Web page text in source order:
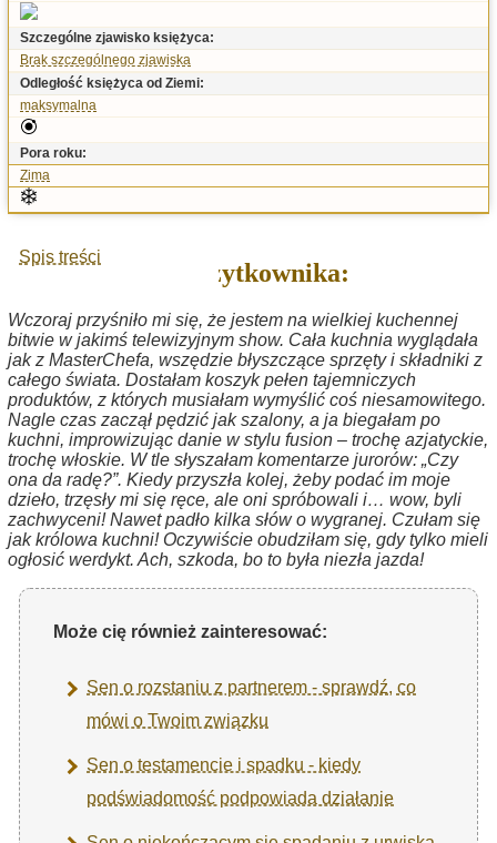
Szczególne zjawisko księżyca:
Brak szczególnego zjawiska
Odległość księżyca od Ziemi:
maksymalna
Pora roku:
Zima
Spis treści
Sen użytkownika:
Wczoraj przyśniło mi się, że jestem na wielkiej kuchennej
bitwie w jakimś telewizyjnym show. Cała kuchnia wyglądała
jak z MasterChefa, wszędzie błyszczące sprzęty i składniki z
całego świata. Dostałam koszyk pełen tajemniczych
produktów, z których musiałam wymyślić coś niesamowitego.
Nagle czas zaczął pędzić jak szalony, a ja biegałam po
kuchni, improwizując danie w stylu fusion – trochę azjatyckie,
trochę włoskie. W tle słyszałam komentarze jurorów: „Czy
ona da radę?”. Kiedy przyszła kolej, żeby podać im moje
dzieło, trzęsły mi się ręce, ale oni spróbowali i… wow, byli
zachwyceni! Nawet padło kilka słów o wygranej. Czułam się
jak królowa kuchni! Oczywiście obudziłam się, gdy tylko mieli
ogłosić werdykt. Ach, szkoda, bo to była niezła jazda!
Może cię również zainteresować:
Sen o rozstaniu z partnerem - sprawdź, co
mówi o Twoim związku
Sen o testamencie i spadku - kiedy
podświadomość podpowiada działanie